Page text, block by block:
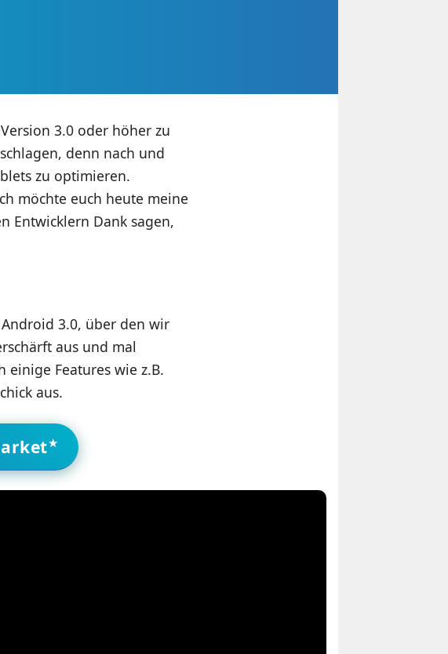
3.0 oder höher zu
denn nach und
zu optimieren.
möchte euch heute meine
Entwicklern Dank sagen,
3.0, über den wir
aus und mal
einige Features wie z.B.
aus.